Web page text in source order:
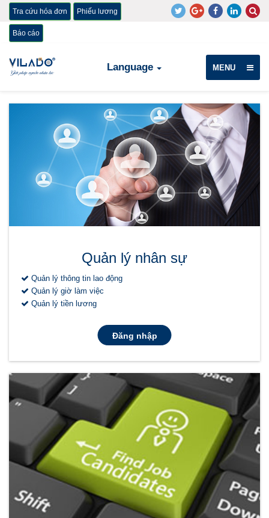
Tra cứu hóa đơn Phiếu lương
Báo cáo
Language MENU
Quản lý nhân sự
Quản lý thông tin lao động
Quản lý giờ làm việc
Quản lý tiền lương
Đăng nhập